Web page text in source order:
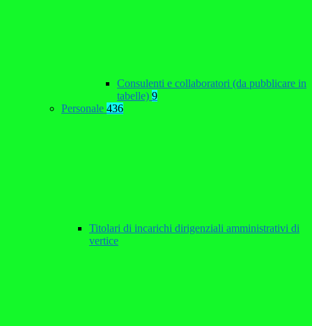
Consulenti e collaboratori (da pubblicare in
tabelle) 9
Personale 436
Titolari di incarichi dirigenziali amministrativi di
vertice